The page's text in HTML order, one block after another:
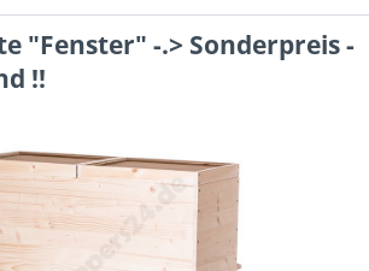
"Fenster" -.> Sonderpreis -
!!